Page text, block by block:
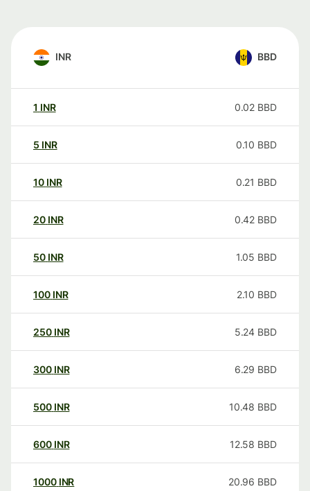
INR BBD
1 INR 0.02 BBD
5 INR 0.10 BBD
10 INR 0.21 BBD
20 INR 0.42 BBD
50 INR 1.05 BBD
100 INR 2.10 BBD
250 INR 5.24 BBD
300 INR 6.29 BBD
500 INR 10.48 BBD
600 INR 12.58 BBD
1000 INR 20.96 BBD